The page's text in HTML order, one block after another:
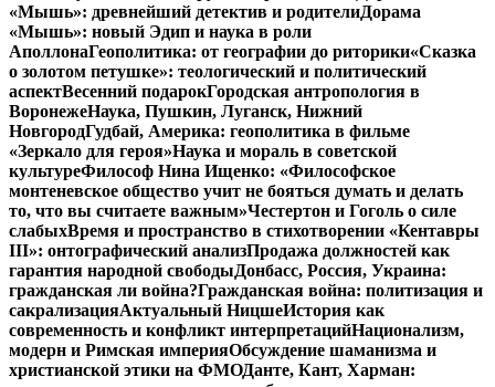
«Мышь»: древнейший детектив и родителиДорама
«Мышь»: новый Эдип и наука в роли
АполлонаГеополитика: от географии до риторики«Сказка
о золотом петушке»: теологический и политический
аспектВесенний подарокГородская антропология в
ВоронежеНаука, Пушкин, Луганск, Нижний
НовгородГудбай, Америка: геополитика в фильме
«Зеркало для героя»Наука и мораль в советской
культуреФилософ Нина Ищенко: «Философское
монтеневское общество учит не бояться думать и делать
то, что вы считаете важным»Честертон и Гоголь о силе
слабыхВремя и пространство в стихотворении «Кентавры
III»: онтографический анализПродажа должностей как
гарантия народной свободыДонбасс, Россия, Украина:
гражданская ли война?Гражданская война: политизация и
сакрализацияАктуальный НицшеИстория как
современность и конфликт интерпретацийНационализм,
модерн и Римская империяОбсуждение шаманизма и
христианской этики на ФМОДанте, Кант, Харман: